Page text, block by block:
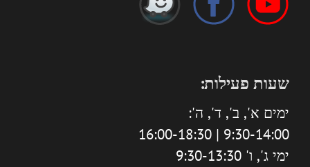
שעות פעילות:
ימים א', ב', ד', ה':
9:30-14:00 | 16:00-18:30
ימי ג', ו' 9:30-13:30